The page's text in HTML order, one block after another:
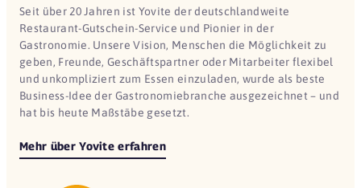
Seit über 20 Jahren ist Yovite der deutschlandweite
Restaurant-Gutschein-Service und Pionier in der
Gastronomie. Unsere Vision, Menschen die Möglichkeit zu
geben, Freunde, Geschäftspartner oder Mitarbeiter flexibel
und unkompliziert zum Essen einzuladen, wurde als beste
Business-Idee der Gastronomiebranche ausgezeichnet – und
hat bis heute Maßstäbe gesetzt.
Mehr über Yovite erfahren